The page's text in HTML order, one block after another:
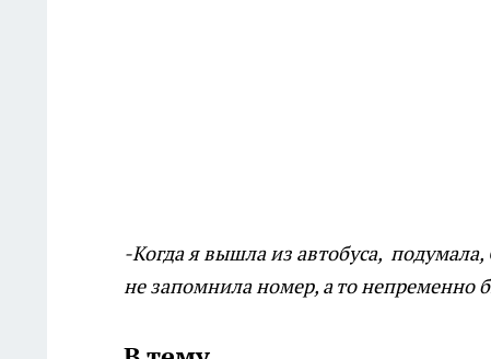
-Когда я вышла из автобуса,
не запомнила номер, а то непременно